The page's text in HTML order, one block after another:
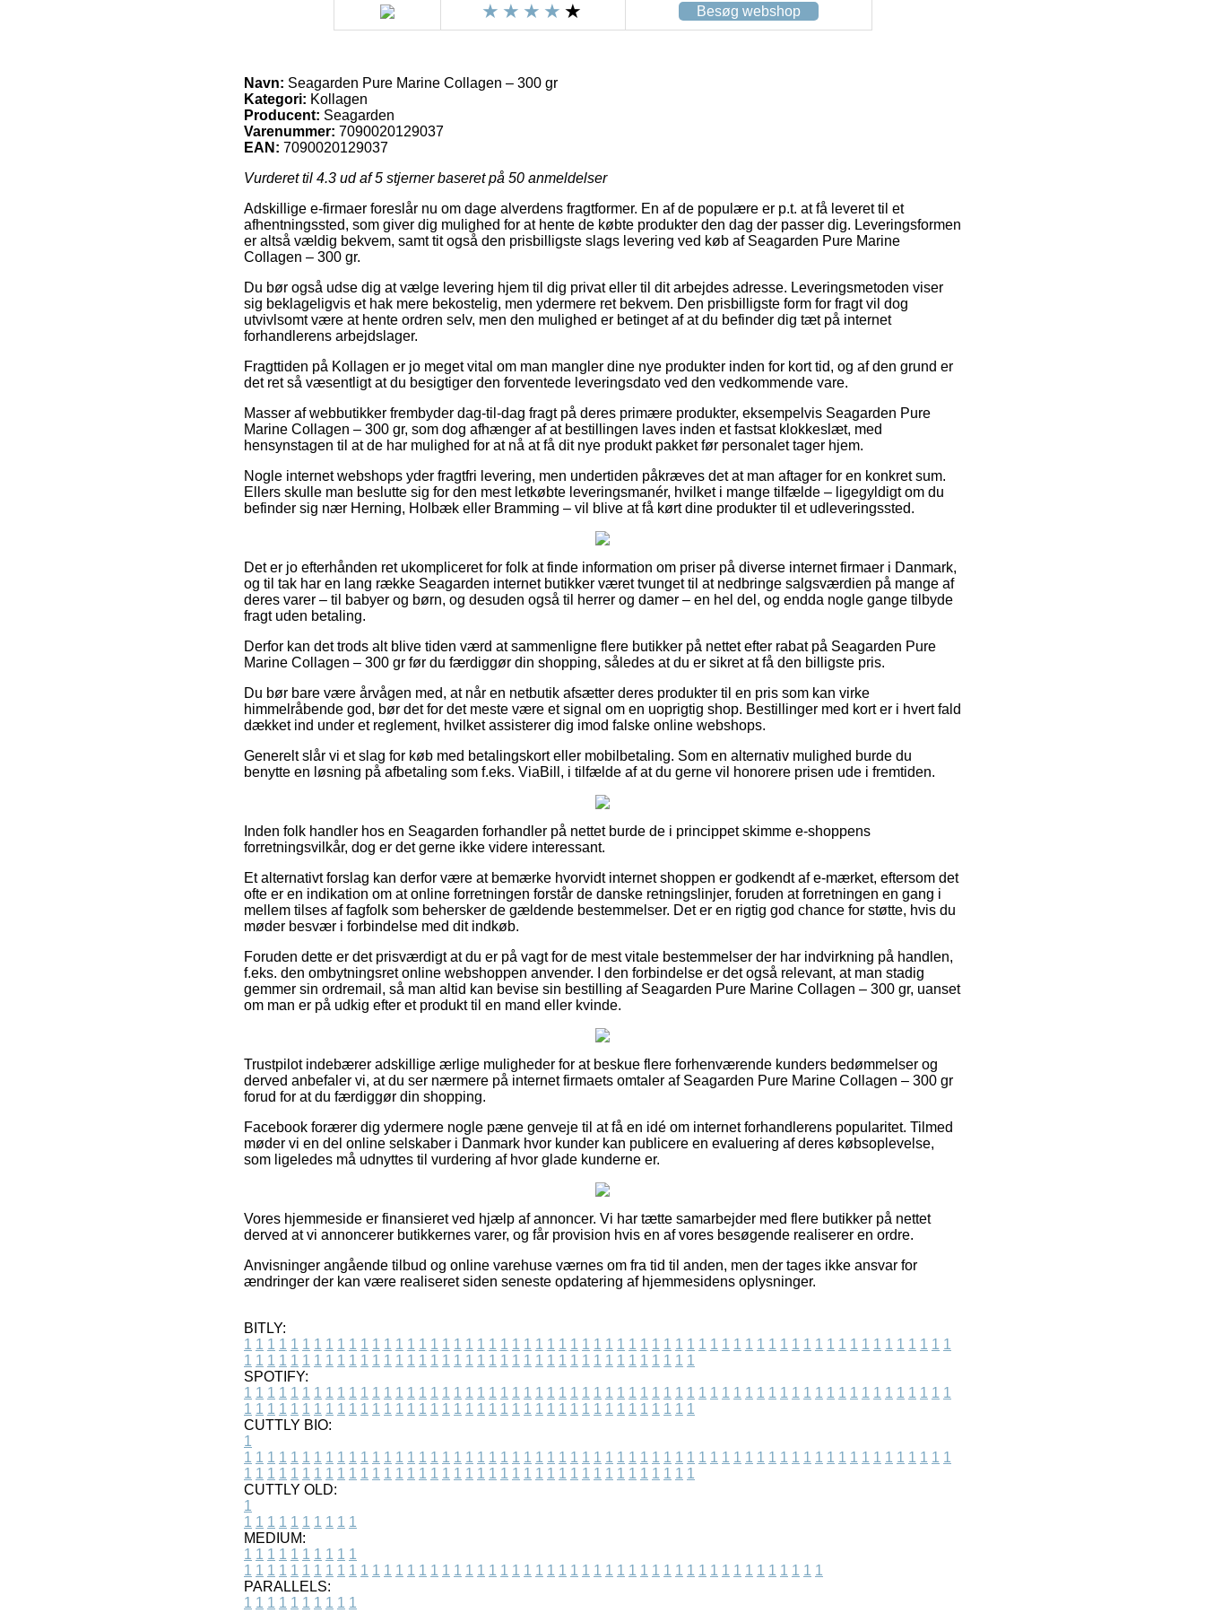
Besøg webshop
Navn: Seagarden Pure Marine Collagen – 300 gr
Kategori: Kollagen
Producent: Seagarden
Varenummer: 7090020129037
EAN: 7090020129037
Vurderet til 4.3 ud af 5 stjerner baseret på 50 anmeldelser
Adskillige e-firmaer foreslår nu om dage alverdens fragtformer. En af de populære er p.t. at få leveret til et
afhentningssted, som giver dig mulighed for at hente de købte produkter den dag der passer dig. Leveringsformen
er altså vældig bekvem, samt tit også den prisbilligste slags levering ved køb af Seagarden Pure Marine
Collagen – 300 gr.
Du bør også udse dig at vælge levering hjem til dig privat eller til dit arbejdes adresse. Leveringsmetoden viser
sig beklageligvis et hak mere bekostelig, men ydermere ret bekvem. Den prisbilligste form for fragt vil dog
utvivlsomt være at hente ordren selv, men den mulighed er betinget af at du befinder dig tæt på internet
forhandlerens arbejdslager.
Fragttiden på Kollagen er jo meget vital om man mangler dine nye produkter inden for kort tid, og af den grund er
det ret så væsentligt at du besigtiger den forventede leveringsdato ved den vedkommende vare.
Masser af webbutikker frembyder dag-til-dag fragt på deres primære produkter, eksempelvis Seagarden Pure
Marine Collagen – 300 gr, som dog afhænger af at bestillingen laves inden et fastsat klokkeslæt, med
hensynstagen til at de har mulighed for at nå at få dit nye produkt pakket før personalet tager hjem.
Nogle internet webshops yder fragtfri levering, men undertiden påkræves det at man aftager for en konkret sum.
Ellers skulle man beslutte sig for den mest letkøbte leveringsmanér, hvilket i mange tilfælde – ligegyldigt om du
befinder sig nær Herning, Holbæk eller Bramming – vil blive at få kørt dine produkter til et udleveringssted.
Det er jo efterhånden ret ukompliceret for folk at finde information om priser på diverse internet firmaer i Danmark,
og til tak har en lang række Seagarden internet butikker været tvunget til at nedbringe salgsværdien på mange af
deres varer – til babyer og børn, og desuden også til herrer og damer – en hel del, og endda nogle gange tilbyde
fragt uden betaling.
Derfor kan det trods alt blive tiden værd at sammenligne flere butikker på nettet efter rabat på Seagarden Pure
Marine Collagen – 300 gr før du færdiggør din shopping, således at du er sikret at få den billigste pris.
Du bør bare være årvågen med, at når en netbutik afsætter deres produkter til en pris som kan virke
himmelråbende god, bør det for det meste være et signal om en uoprigtig shop. Bestillinger med kort er i hvert fald
dækket ind under et reglement, hvilket assisterer dig imod falske online webshops.
Generelt slår vi et slag for køb med betalingskort eller mobilbetaling. Som en alternativ mulighed burde du
benytte en løsning på afbetaling som f.eks. ViaBill, i tilfælde af at du gerne vil honorere prisen ude i fremtiden.
Inden folk handler hos en Seagarden forhandler på nettet burde de i princippet skimme e-shoppens
forretningsvilkår, dog er det gerne ikke videre interessant.
Et alternativt forslag kan derfor være at bemærke hvorvidt internet shoppen er godkendt af e-mærket, eftersom det
ofte er en indikation om at online forretningen forstår de danske retningslinjer, foruden at forretningen en gang i
mellem tilses af fagfolk som behersker de gældende bestemmelser. Det er en rigtig god chance for støtte, hvis du
møder besvær i forbindelse med dit indkøb.
Foruden dette er det prisværdigt at du er på vagt for de mest vitale bestemmelser der har indvirkning på handlen,
f.eks. den ombytningsret online webshoppen anvender. I den forbindelse er det også relevant, at man stadig
gemmer sin ordremail, så man altid kan bevise sin bestilling af Seagarden Pure Marine Collagen – 300 gr, uanset
om man er på udkig efter et produkt til en mand eller kvinde.
Trustpilot indebærer adskillige ærlige muligheder for at beskue flere forhenværende kunders bedømmelser og
derved anbefaler vi, at du ser nærmere på internet firmaets omtaler af Seagarden Pure Marine Collagen – 300 gr
forud for at du færdiggør din shopping.
Facebook forærer dig ydermere nogle pæne genveje til at få en idé om internet forhandlerens popularitet. Tilmed
møder vi en del online selskaber i Danmark hvor kunder kan publicere en evaluering af deres købsoplevelse,
som ligeledes må udnyttes til vurdering af hvor glade kunderne er.
Vores hjemmeside er finansieret ved hjælp af annoncer. Vi har tætte samarbejder med flere butikker på nettet
derved at vi annoncerer butikkernes varer, og får provision hvis en af vores besøgende realiserer en ordre.
Anvisninger angående tilbud og online varehuse værnes om fra tid til anden, men der tages ikke ansvar for
ændringer der kan være realiseret siden seneste opdatering af hjemmesidens oplysninger.
BITLY:
1 1 1 1 1 1 1 1 1 1 1 1 1 1 1 1 1 1 1 1 1 1 1 1 1 1 1 1 1 1 1 1 1 1 1 1 1 1 1 1 1 1 1 1 1 1 1 1 1 1 1 1 1 1 1 1 1 1 1 1 1
1 1 1 1 1 1 1 1 1 1 1 1 1 1 1 1 1 1 1 1 1 1 1 1 1 1 1 1 1 1 1 1 1 1 1 1 1 1 1
SPOTIFY:
1 1 1 1 1 1 1 1 1 1 1 1 1 1 1 1 1 1 1 1 1 1 1 1 1 1 1 1 1 1 1 1 1 1 1 1 1 1 1 1 1 1 1 1 1 1 1 1 1 1 1 1 1 1 1 1 1 1 1 1 1
1 1 1 1 1 1 1 1 1 1 1 1 1 1 1 1 1 1 1 1 1 1 1 1 1 1 1 1 1 1 1 1 1 1 1 1 1 1 1
CUTTLY BIO:
1
1 1 1 1 1 1 1 1 1 1 1 1 1 1 1 1 1 1 1 1 1 1 1 1 1 1 1 1 1 1 1 1 1 1 1 1 1 1 1 1 1 1 1 1 1 1 1 1 1 1 1 1 1 1 1 1 1 1 1 1 1
1 1 1 1 1 1 1 1 1 1 1 1 1 1 1 1 1 1 1 1 1 1 1 1 1 1 1 1 1 1 1 1 1 1 1 1 1 1 1
CUTTLY OLD:
1
1 1 1 1 1 1 1 1 1 1
MEDIUM:
1 1 1 1 1 1 1 1 1 1
1 1 1 1 1 1 1 1 1 1 1 1 1 1 1 1 1 1 1 1 1 1 1 1 1 1 1 1 1 1 1 1 1 1 1 1 1 1 1 1 1 1 1 1 1 1 1 1 1 1
PARALLELS:
1 1 1 1 1 1 1 1 1 1